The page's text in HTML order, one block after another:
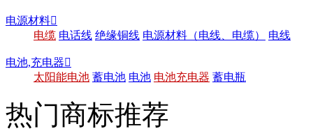
电源材料
电缆 电话线 绝缘铜线 电源材料（电线、电缆） 电线
电池,充电器
太阳能电池 蓄电池 电池 电池充电器 蓄电瓶
热门商标推荐